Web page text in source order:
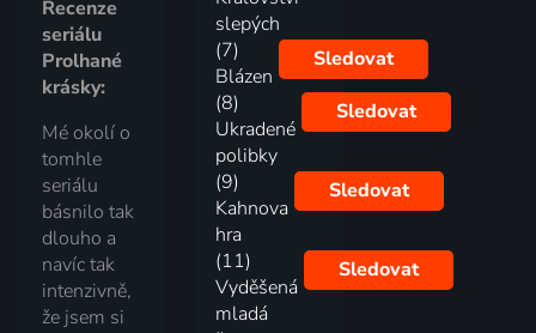
Recenze
seriálu
Prolhané
krásky:
Mé okolí o
tomhle
seriálu
básnilo tak
dlouho a
navíc tak
intenzivně,
že jsem si
slepých
(7)
Blázen
Sledovat
(8)
Ukradené
polibky
Sledovat
(9)
Kahnova
hra
Sledovat
(11)
Vyděšená
mladá
Sledovat